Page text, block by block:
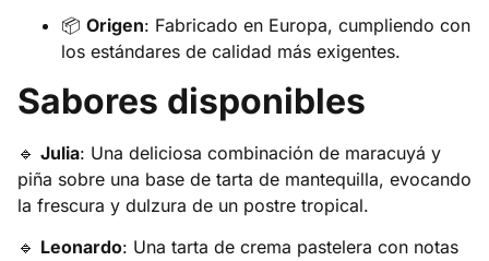
📦 Origen: Fabricado en Europa, cumpliendo con
los estándares de calidad más exigentes.
Sabores disponibles
🔹 Julia: Una deliciosa combinación de maracuyá y
piña sobre una base de tarta de mantequilla, evocando
la frescura y dulzura de un postre tropical.
🔹 Leonardo: Una tarta de crema pastelera con notas